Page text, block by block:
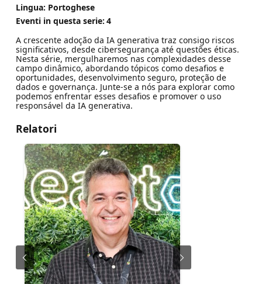
Lingua: Portoghese
Eventi in questa serie: 4
A crescente adoção da IA generativa traz consigo riscos
significativos, desde cibersegurança até questões éticas.
Nesta série, mergulharemos nas complexidades desse
campo dinâmico, abordando tópicos como desafios e
oportunidades, desenvolvimento seguro, proteção de
dados e governança. Junte-se a nós para explorar como
podemos enfrentar esses desafios e promover o uso
responsável da IA generativa.
Relatori